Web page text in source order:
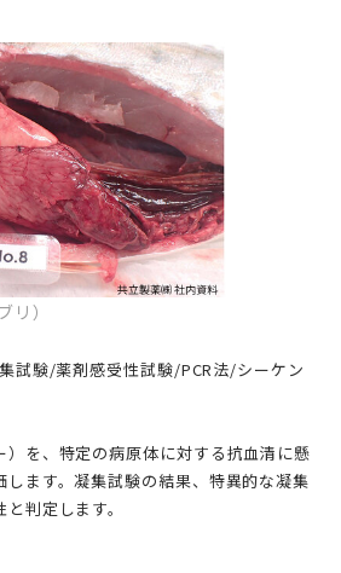
）
試験/薬剤感受性試験/PCR法/シーケン
を、特定の病原体に対する抗血清に懸
ます。凝集試験の結果、特異的な凝集
判定します。